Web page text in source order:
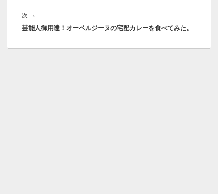
ョ
ン
次 →
の
芸能人御用達！オーベルジーヌの宅配カレーを食べてみた。